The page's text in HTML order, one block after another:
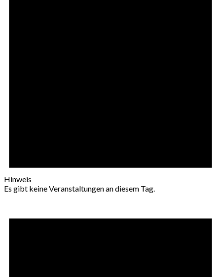
Hinweis
Es gibt keine Veranstaltungen an diesem Tag.